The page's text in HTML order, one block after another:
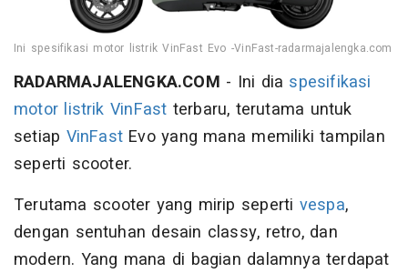
Ini spesifikasi motor listrik VinFast Evo -VinFast-radarmajalengka.com
RADARMAJALENGKA.COM - Ini dia spesifikasi
motor listrik VinFast terbaru, terutama untuk
setiap VinFastEvo yang mana memiliki tampilan
seperti scooter.
Terutama scooter yang mirip seperti vespa,
dengan sentuhan desain classy, retro, dan
modern. Yang mana di bagian dalamnya terdapat